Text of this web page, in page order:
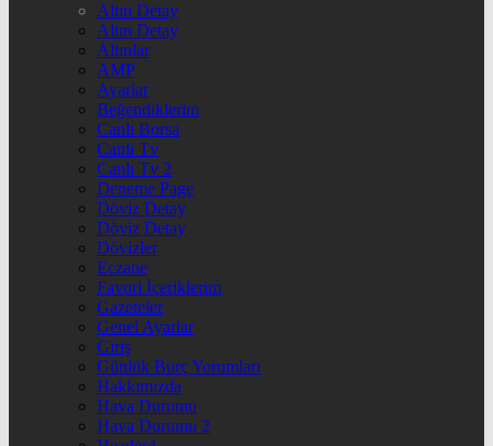
Altın Detay
Altın Detay
Altınlar
AMP
Ayarlar
Beğendiklerim
Canlı Borsa
Canlı Tv
Canlı Tv 2
Deneme Page
Döviz Detay
Döviz Detay
Dövizler
Eczane
Favori İçeriklerim
Gazeteler
Genel Ayarlar
Giriş
Günlük Burç Yorumları
Hakkımızda
Hava Durumu
Hava Durumu 2